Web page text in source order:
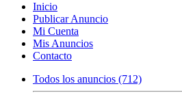
Inicio
Publicar Anuncio
Mi Cuenta
Mis Anuncios
Contacto
Todos los anuncios (712)